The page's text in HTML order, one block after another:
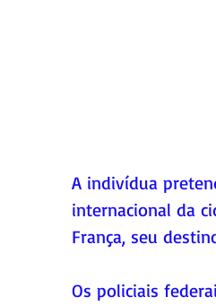
A indivídua
internacional da
França, seu
Os policiais